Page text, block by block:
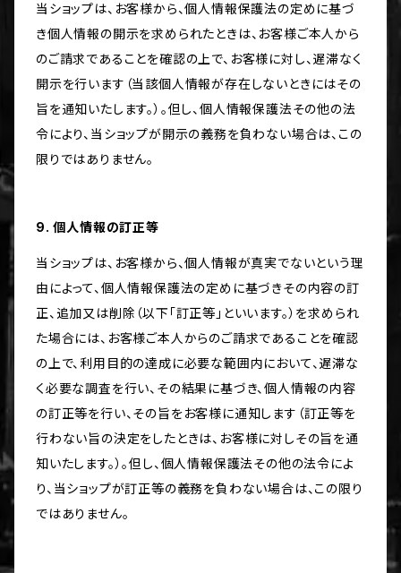
当ショップは、お客様から、個人情報保護法の定めに基づ
き個人情報の開示を求められたときは、お客様ご本人から
のご請求であることを確認の上で、お客様に対し、遅滞なく
開示を行います（当該個人情報が存在しないときにはその
旨を通知いたします。）。但し、個人情報保護法その他の法
令により、当ショップが開示の義務を負わない場合は、この
限りではありません。
9. 個人情報の訂正等
当ショップは、お客様から、個人情報が真実でないという理
由によって、個人情報保護法の定めに基づきその内容の訂
正、追加又は削除（以下「訂正等」といいます。）を求められ
た場合には、お客様ご本人からのご請求であることを確認
の上で、利用目的の達成に必要な範囲内において、遅滞な
く必要な調査を行い、その結果に基づき、個人情報の内容
の訂正等を行い、その旨をお客様に通知します（訂正等を
行わない旨の決定をしたときは、お客様に対しその旨を通
知いたします。）。但し、個人情報保護法その他の法令によ
り、当ショップが訂正等の義務を負わない場合は、この限り
ではありません。